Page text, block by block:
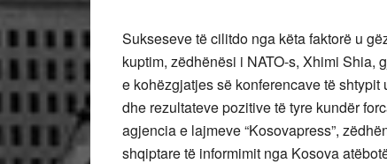
Sukseseve të cilitdo nga këta faktorë u
kuptim, zëdhënësi i NATO-s, Xhimi Shia,
e kohëzgjatjes së konferencave të
dhe rezultateve pozitive të tyre kundër
agjencia e lajmeve “Kosovapress”,
shqiptare të informimit nga Kosova